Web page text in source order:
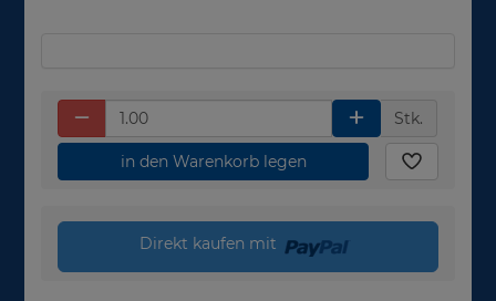
Stk.
in den Warenkorb legen
Direkt kaufen mit